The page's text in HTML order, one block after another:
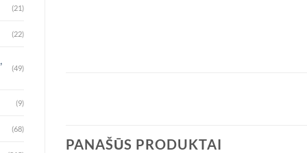
(21)
(22)
(49)
(9)
(68)
PANAŠŪS PRODUKTAI